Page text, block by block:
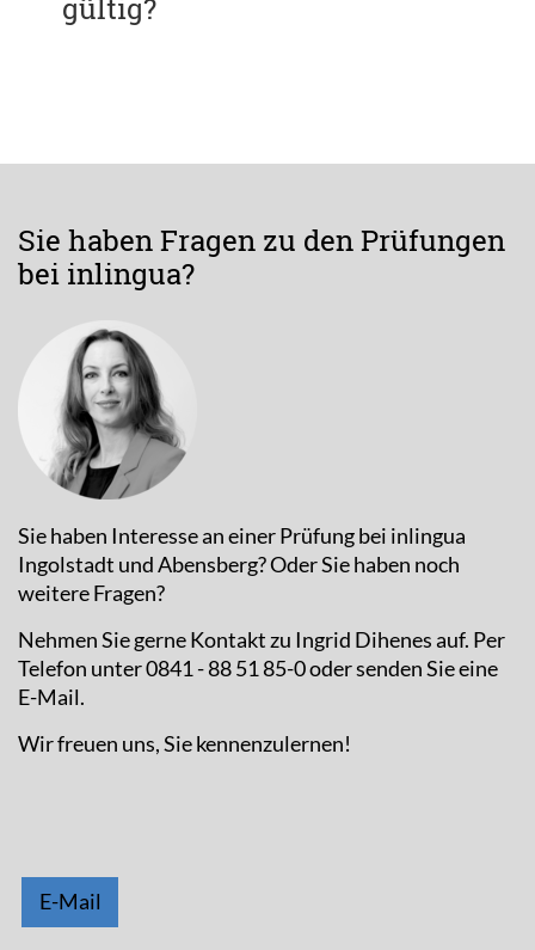
gültig?
Sie haben Fragen zu den Prüfungen
bei inlingua?
Sie haben Interesse an einer Prüfung bei inlingua
Ingolstadt und Abensberg? Oder Sie haben noch
weitere Fragen?
Nehmen Sie gerne Kontakt zu Ingrid Dihenes auf. Per
Telefon unter 0841 - 88 51 85-0 oder senden Sie eine
E-Mail.
Wir freuen uns, Sie kennenzulernen!
E-Mail